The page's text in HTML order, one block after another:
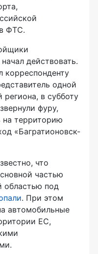
ФТС.
действовать.
корреспонденту
одной
в субботу
фуру,
на территорию
«Багратионовск-
что
частью
областью под
. При этом
автомобильные
ЕС,